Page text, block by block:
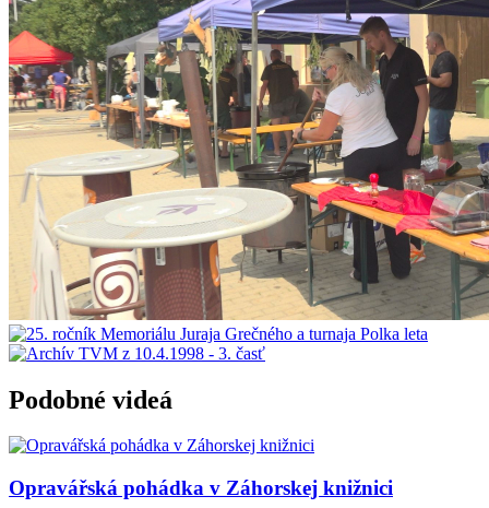
Podobné videá
Opravářská pohádka v Záhorskej knižnici